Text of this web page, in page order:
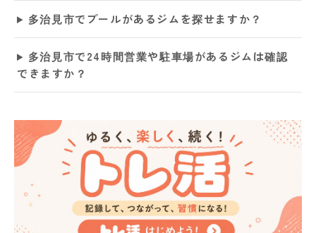
多治見市でプールがあるジムを探せますか？
多治見市で24時間営業や駐車場があるジムは確認
できますか？